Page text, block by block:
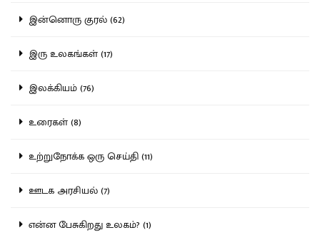
இன்னொரு குரல் (62)
இரு உலகங்கள் (17)
இலக்கியம் (76)
உரைகள் (8)
உற்றுநோக்க ஒரு செய்தி (11)
ஊடக அரசியல் (7)
என்ன பேசுகிறது உலகம்? (1)